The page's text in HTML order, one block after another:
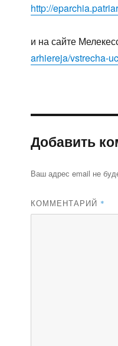
http://
и на сайте
arhiereja/vstrecha-
Добавить
Ваш адрес email не
КОММЕНТАРИЙ *